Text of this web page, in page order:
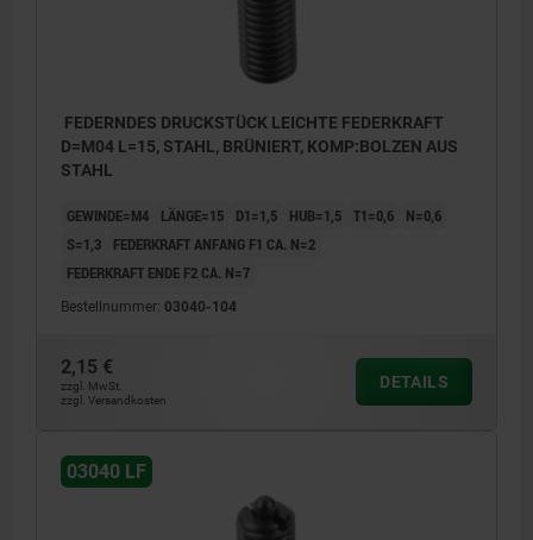
1) Gewindestift eingeklebt
FEDERNDES DRUCKSTÜCK LEICHTE FEDERKRAFT
D=M04 L=15, STAHL, BRÜNIERT, KOMP:BOLZEN AUS
STAHL
GEWINDE=M4 LÄNGE=15 D1=1,5 HUB=1,5 T1=0,6
N=0,6
S=1,3
FEDERKRAFT ANFANG F1 CA. N=2
FEDERKRAFT ENDE F2 CA. N=7
Bestellnummer: 03040-104
2,15 €
zzgl. MwSt.
zzgl. Versandkosten
DETAILS
03040 LF